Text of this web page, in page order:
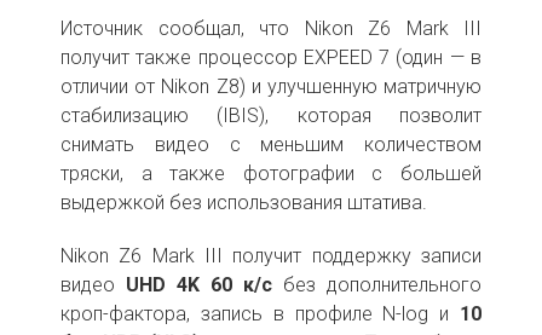
Источник сообщал, что Nikon Z6 Mark III
получит также процессор EXPEED 7 (один — в
отличии от Nikon Z8) и улучшенную матричную
стабилизацию (IBIS), которая позволит
снимать видео с меньшим количеством
тряски, а также фотографии с большей
выдержкой без использования штатива.
Nikon Z6 Mark III получит поддержку записи
видео UHD 4K 60 к/с без дополнительного
кроп-фактора, запись в профиле N-log и 10